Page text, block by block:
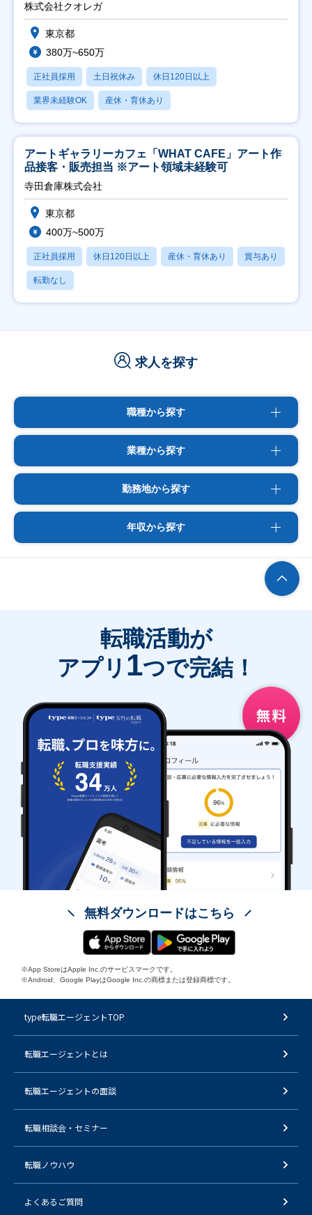
株式会社クオレガ
東京都
380万~650万
正社員採用 土日祝休み 休日120日以上
業界未経験OK 産休・育休あり
アートギャラリーカフェ「WHAT CAFE」アート作
品接客・販売担当 ※アート領域未経験可
寺田倉庫株式会社
東京都
400万~500万
正社員採用 休日120日以上 産休・育休あり 賞与あり
転勤なし
求人を探す
職種から探す
業種から探す
勤務地から探す
年収から探す
転職活動が
アプリ 1つで完結！
無料ダウンロードはこちら
※App StoreはApple Inc.のサービスマークです。
※Android、Google PlayはGoogle Inc.の商標または登録商標です。
type転職エージェントTOP
転職エージェントとは
転職エージェントの面談
転職相談会・セミナー
転職ノウハウ
よくあるご質問